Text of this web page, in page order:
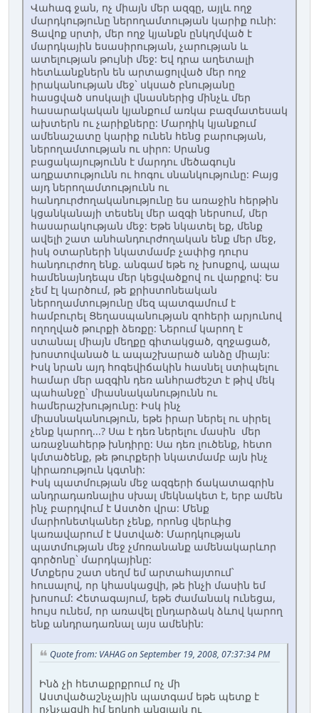
Վահագ ջան, ոչ միայն մեր ազգը, այլև ողջ
մարդկությունը ներողամտության կարիք ունի:
Ցավոք սրտի, մեր ողջ կյանքն ընկղմված է
մարդկային եսասիրության, չարության և
ատելության թույնի մեջ: Եվ դրա աղետալի
հետևանքներն են արտացոլված մեր ողջ
իրականության մեջ` սկսած բնությանը
հասցված սոսկալի վնասներից մինչև մեր
հասարակական կյանքում առկա բազմատեսակ
ախտերն ու չարիքները: Մարդիկ կյանքում
ամենաշատը կարիք ունեն հենց բարության,
ներողամտության ու սիրո: Սրանց
բացակայությունն է մարդու մեծագույն
աղքատությունն ու հոգու սնանկությունը: Բայց
այդ ներողամտությունն ու
հանդուրժողականությունը ես առաջին հերթին
կցանկանայի տեսենլ մեր ազգի ներսում, մեր
հասարակության մեջ: Եթե նկատել եք, մենք
ավելի շատ անհանդուրժողական ենք մեր մեջ,
իսկ օտարների նկատմամբ չափից դուրս
հանդուրժող ենք. անգամ եթե ոչ խոսքով, ապա
համենայնդեպս մեր կեցվածքով ու վարքով: Ես
չեմ էլ կարծում, թե քրիստոնեական
ներողամտությունը մեզ պատգամում է
համբուրել Ցեղասպանության զոհերի արյունով
ողողված թուրքի ձեռքը: Ներում կարող է
ստանալ միայն մեղքը գիտակցած, զղջացած,
խոստովանած և ապաշխարած անձը միայն:
Իսկ նրան այդ հոգեվիճակին հասնել ստիպելու
համար մեր ազգին դեռ անհրաժեշտ է թիվ մեկ
պահանջը` միասնականությունն ու
համերաշխությունը: Իսկ ինչ
միասնականություն, եթե իրար ներել ու սիրել
չենք կարող...? Սա է դեռ ներելու մասին մեր
առաջնահերթ խնդիրը: Սա դեռ լուծենք, հետո
կմտածենք, թե թուրքերի նկատմամբ այն ինչ
կիրառություն կգտնի:
Իսկ պատմության մեջ ազգերի ճակատագրին
անդրադառնալիս սխալ մեկնակետ է, երբ ամեն
ինչ բարդվում է Աստծո վրա: Մենք
մարիոնետկաներ չենք, որոնց վերևից
կառավարում է Աստված: Մարդկության
պատմության մեջ չմոռանանք ամենակարևոր
գործոնը` մարդկայինը:
Մտքերս շատ սեղմ եմ արտահայտում`
հուսալով, որ կհասկացվի, թե ինչի մասին եմ
խոսում: Հետագայում, եթե ժամանակ ունեցա,
հույս ունեմ, որ առավել ընդարձակ ձևով կարող
ենք անդրադառնալ այս ամենին:
Quote from: VAHAG on September 19, 2008, 07:37:34 PM
Ինձ չի հետաքրքրում ոչ մի
Աստվածաշնչային պատգամ եթե պետք է
ոչնչացվի իմ երկրի անցյալն ու